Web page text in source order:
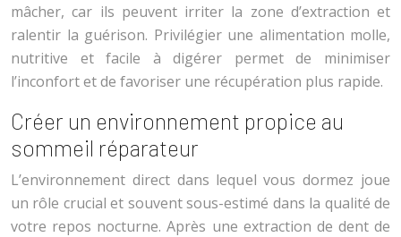
mâcher, car ils peuvent irriter la zone d’extraction et
ralentir la guérison. Privilégier une alimentation molle,
nutritive et facile à digérer permet de minimiser
l’inconfort et de favoriser une récupération plus rapide.
Créer un environnement propice au
sommeil réparateur
L’environnement direct dans lequel vous dormez joue
un rôle crucial et souvent sous-estimé dans la qualité de
votre repos nocturne. Après une extraction de dent de